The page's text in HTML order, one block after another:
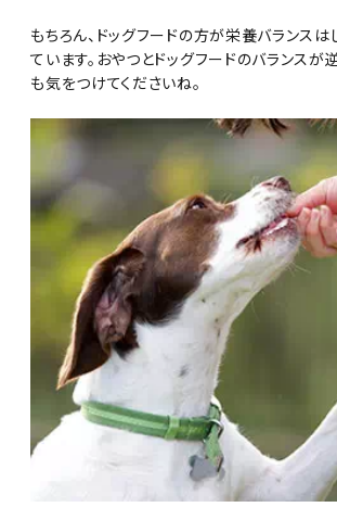
もちろん、ドッグフードの方が栄養バランス
ています。おやつとドッグフードのバランスが
も気をつけてくださいね。